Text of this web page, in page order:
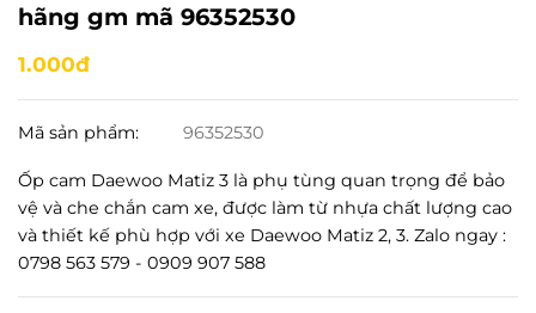
hãng gm mã 96352530
1.000đ
Mã sản phẩm: 96352530
Ốp cam Daewoo Matiz 3 là phụ tùng quan trọng để bảo
vệ và che chắn cam xe, được làm từ nhựa chất lượng cao
và thiết kế phù hợp với xe Daewoo Matiz 2, 3. Zalo ngay :
0798 563 579 - 0909 907 588